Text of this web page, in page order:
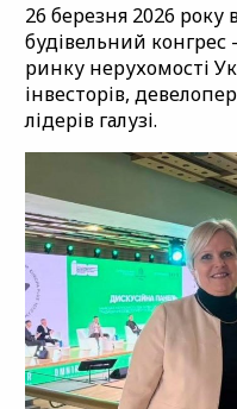
26 березня 2026 року
будівельний
ринку нерухомості
інвесторів,
лідерів галузі.